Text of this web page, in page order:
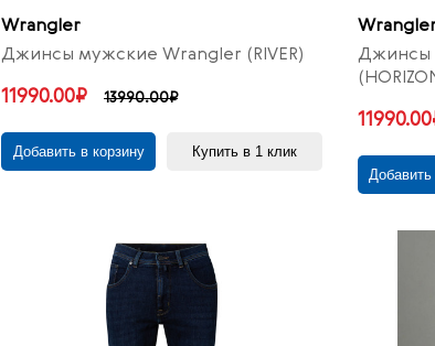
Wrangler
Джинсы мужские Wrangler (RIVER)
11990.00₽ 13990.00₽
Добавить в корзину Купить в 1 клик
Джинсы
Добавить